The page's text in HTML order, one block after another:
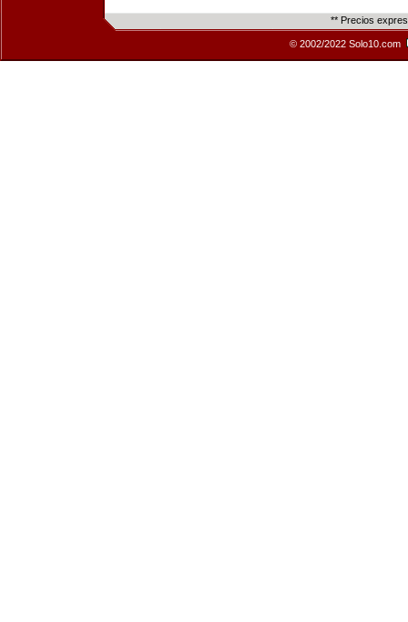
** Precios
© 2002/2022 Solo10.com